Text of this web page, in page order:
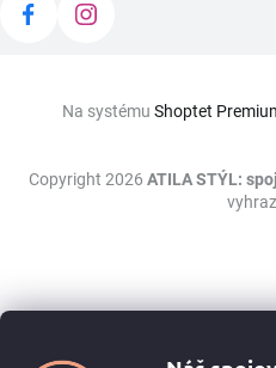
Na systému Shoptet
Copyright 2026 ATILA STÝL: